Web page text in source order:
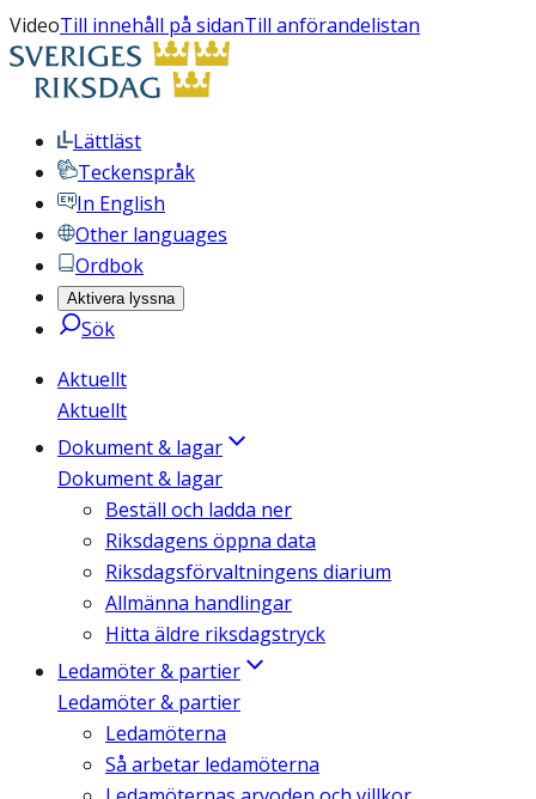
VideoTill innehåll på sidanTill anförandelistan
Lättläst
Teckenspråk
In English
Other languages
Ordbok
Aktivera lyssna
Sök
Aktuellt
Aktuellt
Dokument & lagar
Dokument & lagar
Beställ och ladda ner
Riksdagens öppna data
Riksdagsförvaltningens diarium
Allmänna handlingar
Hitta äldre riksdagstryck
Ledamöter & partier
Ledamöter & partier
Ledamöterna
Så arbetar ledamöterna